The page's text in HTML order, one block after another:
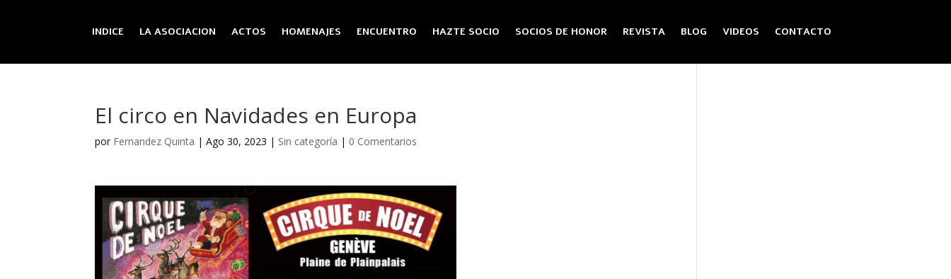
INDICE LA ASOCIACION ACTOS HOMENAJES ENCUENTRO HAZTE SOCIO SOCIOS DE HONOR REVISTA BLOG VIDEOS CONTACTO
El circo en Navidades en Europa
por Fernandez Quinta |Ago 30, 2023 | Sin categoría | 0 Comentarios